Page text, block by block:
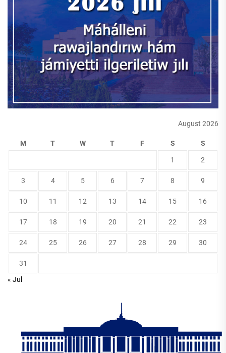
August 2026
M T W T F S S
1 2
3 4 5 6 7 8 9
10 11 12 13 14 15 16
17 18 19 20 21 22 23
24 25 26 27 28 29 30
31
« Jul